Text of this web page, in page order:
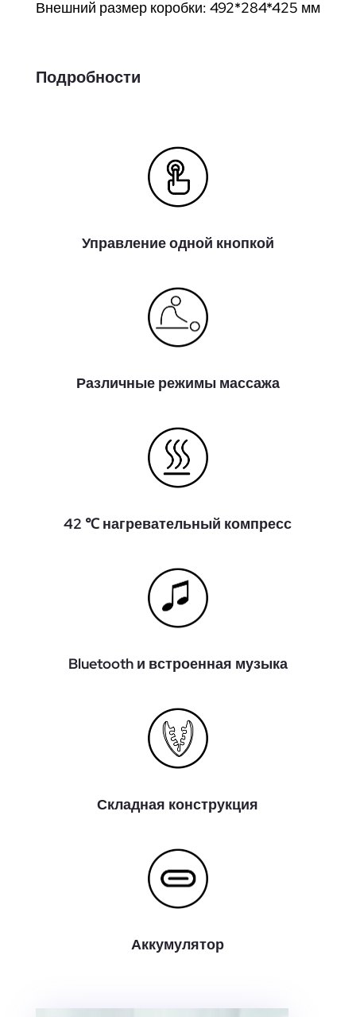
Внешний размер коробки: 492*284*425 мм
Подробности
Управление одной кнопкой
Различные режимы массажа
42 ℃ нагревательный компресс
Bluetooth и встроенная музыка
Складная конструкция
Аккумулятор